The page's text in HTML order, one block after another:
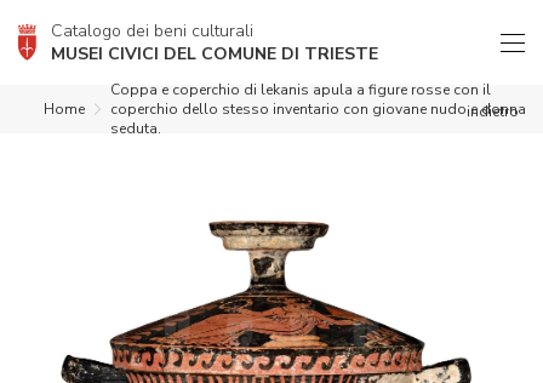
Catalogo dei beni culturali
MUSEI CIVICI DEL COMUNE DI TRIESTE
indietro
Home
Coppa e coperchio di lekanis apula a figure rosse con il
coperchio dello stesso inventario con giovane nudo e donna
seduta.